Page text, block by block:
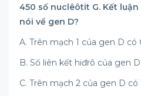
450 số nuclêôtit G. Kết
nói về gen D?
A. Trên mạch 1 của gen D có
B. Số liên kết hiđrô của gen D
C. Trên mạch 2 của gen D có